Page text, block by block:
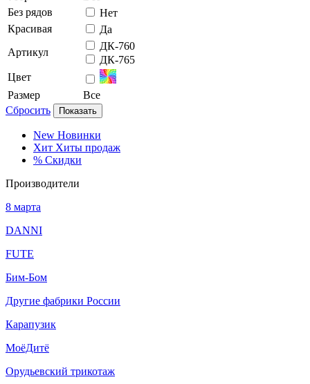
Без рядов
Нет
Красивая
Да
Артикул
ДК-760
ДК-765
Цвет
Размер
Все
Сбросить
Показать
New Новинки
Хит Хиты продаж
% Скидки
Производители
8 марта
DANNI
FUTE
Бим-Бом
Другие фабрики России
Карапузик
МоёДитё
Орудьевский трикотаж